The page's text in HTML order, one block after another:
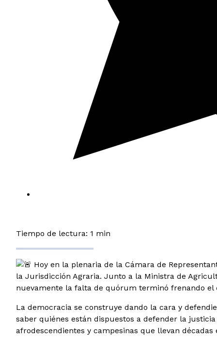
Tiempo de lectura: 1 min
Hoy en la plenaria de la Cámara de
la Jurisdicción Agraria. Junto a la Ministra de
nuevamente la falta de quórum terminó frenando el
La democracia se construye dando la cara y
saber quiénes están dispuestos a defender la
afrodescendientes y campesinas que llevan